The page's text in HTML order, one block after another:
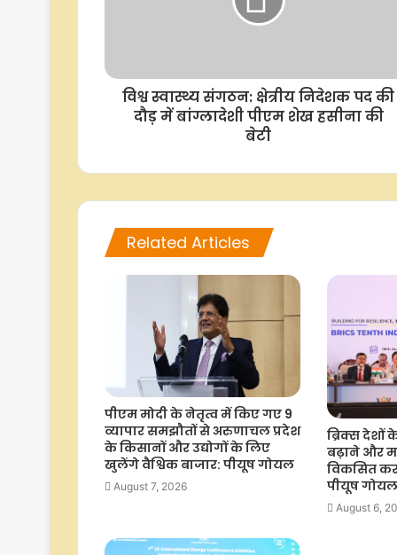
विश्व स्वास्थ्य संगठन: क्षेत्रीय निदेशक पद की
दौड़ में बांग्लादेशी पीएम शेख हसीना की
बेटी
Related Articles
पीएम मोदी के नेतृत्व में किए गए 9
व्यापार समझौतों से अरुणाचल प्रदेश
के किसानों और उद्योगों के लिए
खुलेंगे वैश्विक बाजार: पीयूष गोयल
August 7, 2026
ब्रिक्स देशों
बढ़ाने और
विकसित
पीयूष गोयल
August 6,